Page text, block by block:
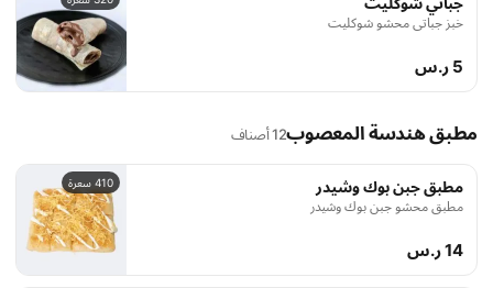
خبز جباتي محشو شوكليت
5 ر.س
مطبق هندسة المعصوب12 أصناف
410 سعرة مطبق جبن بوك وشيدر
مطبق محشو جبن بوك وشيدر
14 ر.س